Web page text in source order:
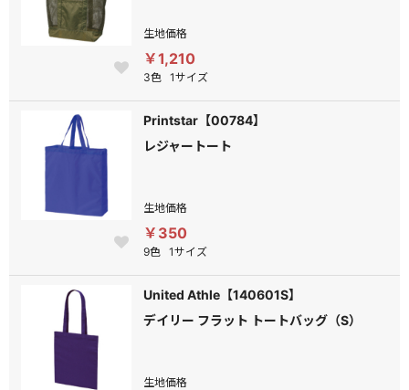
生地価格
￥1,210
3色 1サイズ
Printstar【00784】
レジャートート
生地価格
￥350
9色 1サイズ
United Athle【140601S】
デイリー フラット トートバッグ（S）
生地価格